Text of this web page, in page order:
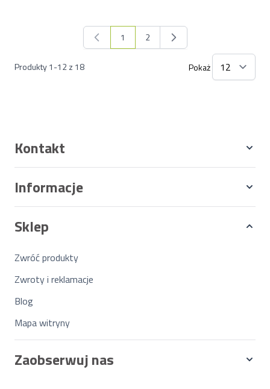
Produkty1-12z 18
Aktualnie czytasz stronę
1 Strona
2
Pokaż
Kontakt
Informacje
Sklep
Zwróć produkty
Zwroty i reklamacje
Blog
Mapa witryny
Zaobserwuj nas